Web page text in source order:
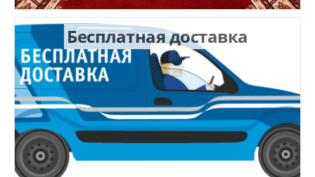
Бесплатная доставка